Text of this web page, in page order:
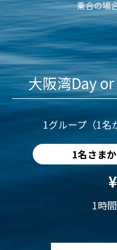
乗合の場
大阪湾Day
1グループ（1名
1名さま
1時